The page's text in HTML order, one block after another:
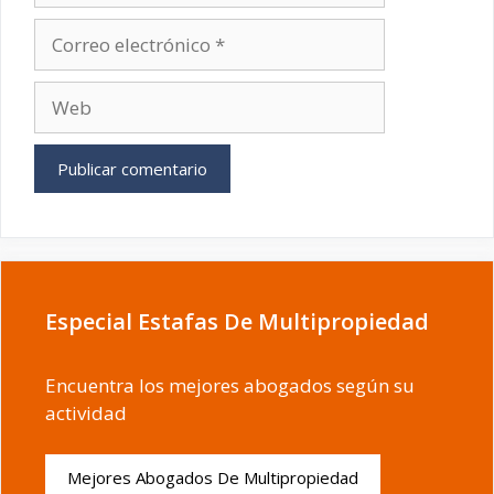
electrónico
Especial Estafas De Multipropiedad
Encuentra los mejores abogados según su
actividad
Mejores Abogados De Multipropiedad